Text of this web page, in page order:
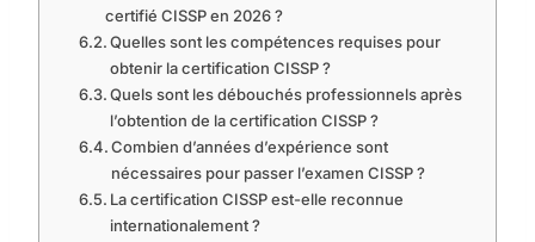
certifié CISSP en 2026 ?
Quelles sont les compétences requises pour
obtenir la certification CISSP ?
Quels sont les débouchés professionnels après
l’obtention de la certification CISSP ?
Combien d’années d’expérience sont
nécessaires pour passer l’examen CISSP ?
La certification CISSP est-elle reconnue
internationalement ?